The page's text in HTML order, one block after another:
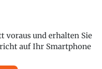
voraus und erhalten Sie
auf Ihr Smartphone